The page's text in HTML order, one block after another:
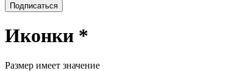
Подписаться
Иконки *
Размер имеет значение